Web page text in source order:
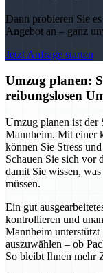
Dann probieren Sie
Angebot an – ganz
Jetzt Anfrage starten
Umzug planen:
reibungslosen
Umzug planen ist der
Mannheim. Mit einer
können Sie Stress
Schauen Sie sich vor
damit Sie wissen,
müssen.
Ein gut
kontrollieren und
Mannheim
auszuwählen – ob
So bleibt Ihnen mehr